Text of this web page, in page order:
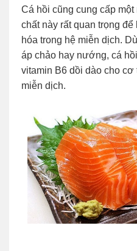
Cá hồi cũng cung cấp
chất này rất quan trọng
hóa trong hệ miễn dịch.
áp chảo hay nướng, cá
vitamin B6 dồi dào cho
miễn dịch.